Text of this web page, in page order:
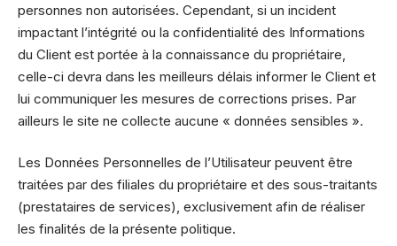
personnes non autorisées. Cependant, si un incident
impactant l’intégrité ou la confidentialité des Informations
du Client est portée à la connaissance du propriétaire,
celle-ci devra dans les meilleurs délais informer le Client et
lui communiquer les mesures de corrections prises. Par
ailleurs le site ne collecte aucune « données sensibles ».
Les Données Personnelles de l’Utilisateur peuvent être
traitées par des filiales du propriétaire et des sous-traitants
(prestataires de services), exclusivement afin de réaliser
les finalités de la présente politique.